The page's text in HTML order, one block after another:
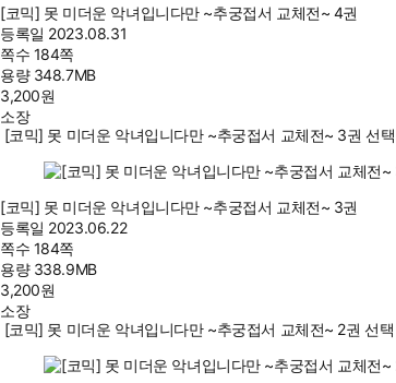
[코믹] 못 미더운 악녀입니다만 ~추궁접서 교체전~ 4권
등록일 2023.08.31
쪽수 184쪽
용량 348.7MB
3,200원
소장
[코믹] 못 미더운 악녀입니다만 ~추궁접서 교체전~ 3권 선택
[코믹] 못 미더운 악녀입니다만 ~추궁접서 교체전~ 3권
등록일 2023.06.22
쪽수 184쪽
용량 338.9MB
3,200원
소장
[코믹] 못 미더운 악녀입니다만 ~추궁접서 교체전~ 2권 선택